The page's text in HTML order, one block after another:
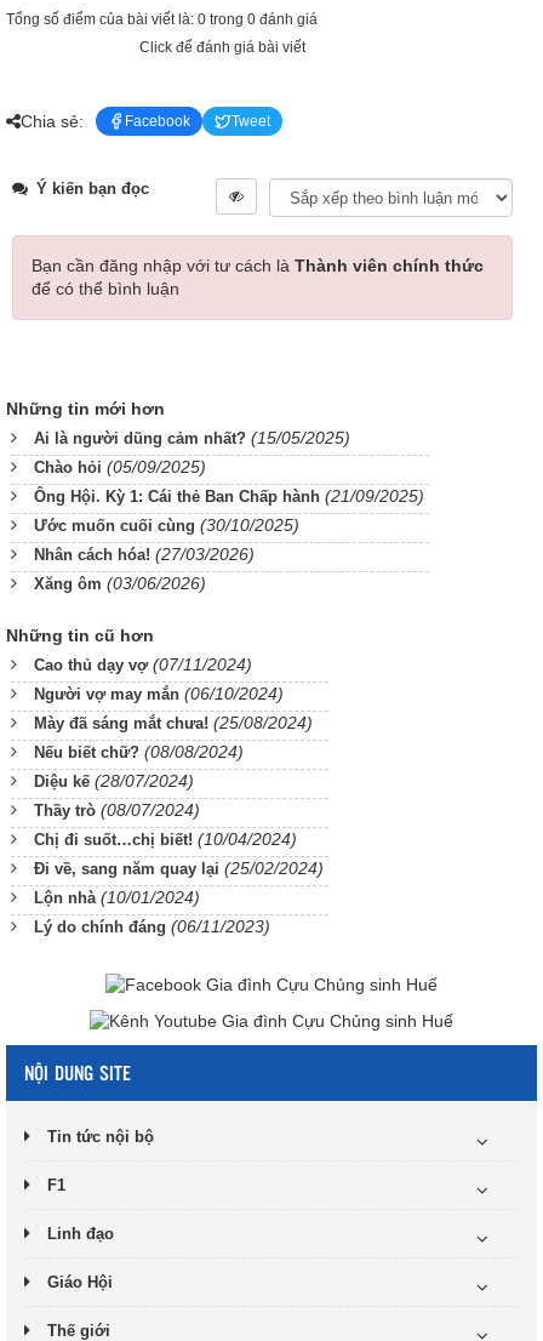
Tổng số điểm của bài viết là: 0 trong 0 đánh giá
Click để đánh giá bài viết
Chia sẻ: Facebook Tweet
Ý kiến bạn đọc
Bạn cần đăng nhập với tư cách là Thành viên chính thức
để có thể bình luận
Những tin mới hơn
Ai là người dũng cảm nhất? (15/05/2025)
Chào hỏi (05/09/2025)
Ông Hội. Kỳ 1: Cái thẻ Ban Chấp hành (21/09/2025)
Ước muốn cuối cùng (30/10/2025)
Nhân cách hóa! (27/03/2026)
Xăng ôm (03/06/2026)
Những tin cũ hơn
Cao thủ dạy vợ (07/11/2024)
Người vợ may mắn (06/10/2024)
Mày đã sáng mắt chưa! (25/08/2024)
Nếu biết chữ? (08/08/2024)
Diệu kế (28/07/2024)
Thầy trò (08/07/2024)
Chị đi suốt…chị biết! (10/04/2024)
Đi về, sang năm quay lại (25/02/2024)
Lộn nhà (10/01/2024)
Lý do chính đáng (06/11/2023)
NỘI DUNG SITE
Tin tức nội bộ
F1
Linh đạo
Giáo Hội
Thế giới